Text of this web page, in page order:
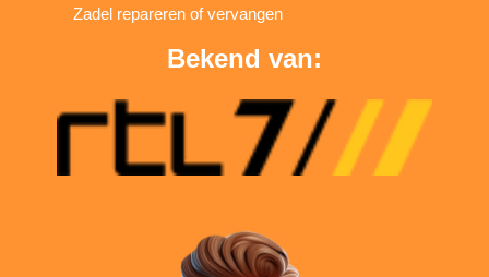
Zadel repareren of vervangen
Bekend van: